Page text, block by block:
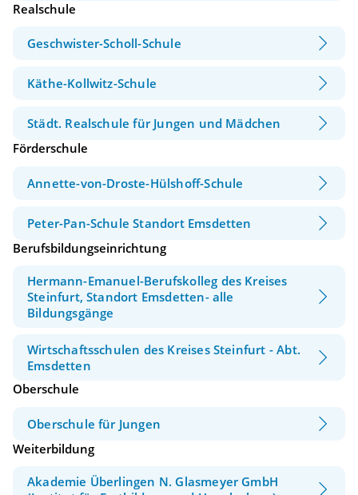
Realschule
Geschwister-Scholl-Schule
Käthe-Kollwitz-Schule
Städt. Realschule für Jungen und Mädchen
Förderschule
Annette-von-Droste-Hülshoff-Schule
Peter-Pan-Schule Standort Emsdetten
Berufsbildungseinrichtung
Hermann-Emanuel-Berufskolleg des Kreises
Steinfurt, Standort Emsdetten- alle
Bildungsgänge
Wirtschaftsschulen des Kreises Steinfurt - Abt.
Emsdetten
Oberschule
Oberschule für Jungen
Weiterbildung
Akademie Überlingen N. Glasmeyer GmbH